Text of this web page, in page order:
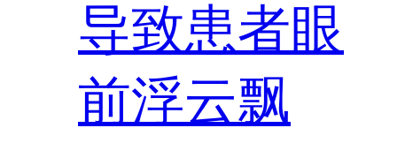
导致患者眼
前浮云飘